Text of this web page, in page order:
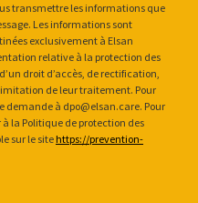
transmettre les informations que
Les informations sont
exclusivement à Elsan
relative à la protection des
droit d’accès, de rectification,
de leur traitement. Pour
demande à dpo@elsan.care. Pour
la Politique de protection des
sur le site https://prevention-